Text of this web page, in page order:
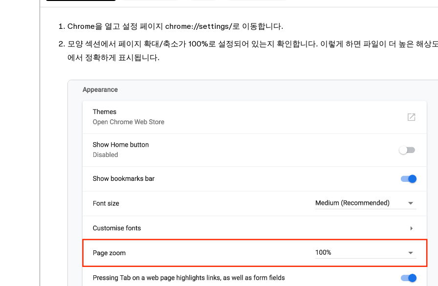
Chrome을 열고 설정 페이지 chrome://settings/로 이동합니다.
모양섹션에서 페이지 확대/축소가100%로 설정되어 있는지 확인합니다. 이렇게 하면 파일이 더 높은 해상
에서 정확하게 표시됩니다.